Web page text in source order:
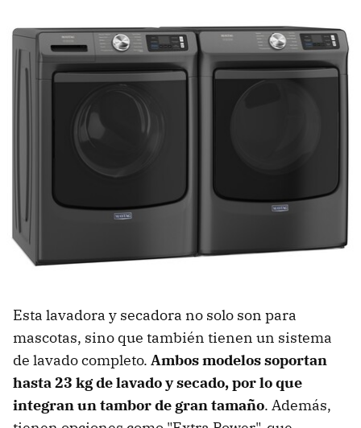
Esta lavadora y secadora no solo son para
mascotas, sino que también tienen un sistema
de lavado completo. Ambos modelos soportan
hasta23 kg de lavado y secado, por lo que
integran un tambor de gran tamaño. Además,